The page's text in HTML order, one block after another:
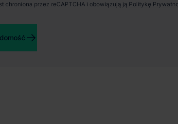
chroniona przez reCAPTCHA i obowiązują ją Politykę